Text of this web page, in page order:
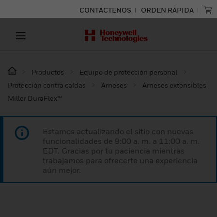
CONTÁCTENOS ORDEN RÁPIDA
Productos
Equipo de protección personal
Protección contra caídas
Arneses
Arneses extensibles
Miller DuraFlex™
Estamos actualizando el sitio con nuevas
funcionalidades de 9:00 a. m. a 11:00 a. m.
EDT. Gracias por tu paciencia mientras
trabajamos para ofrecerte una experiencia
aún mejor.